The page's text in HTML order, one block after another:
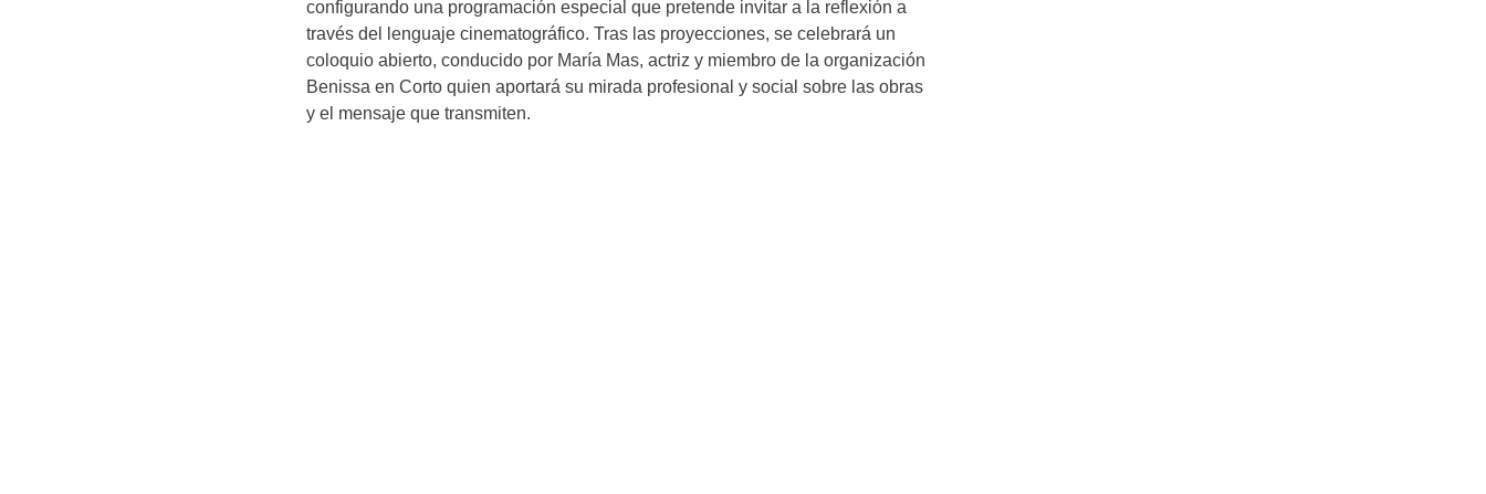
configurando una programación especial que pretende invitar a la reflexión a
través del lenguaje cinematográfico. Tras las proyecciones, se celebrará un
coloquio abierto, conducido por María Mas, actriz y miembro de la organización
Benissa en Corto quien aportará su mirada profesional y social sobre las obras
y el mensaje que transmiten.